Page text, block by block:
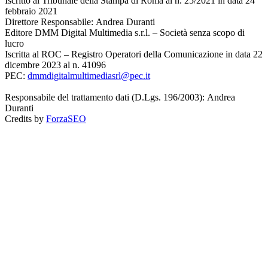
febbraio 2021
Direttore Responsabile: Andrea Duranti
Editore DMM Digital Multimedia s.r.l. – Società senza scopo di
lucro
Iscritta al ROC – Registro Operatori della Comunicazione in data 22
dicembre 2023 al n. 41096
PEC: dmmdigitalmultimediasrl@pec.it
Responsabile del trattamento dati (D.Lgs. 196/2003): Andrea
Duranti
Credits by ForzaSEO